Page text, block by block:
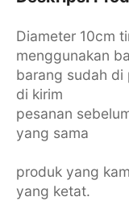
Diameter 10cm
menggunakan
barang sudah di
di kirim
pesanan
yang sama
produk yang
yang ketat.